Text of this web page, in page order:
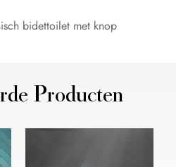
bidettoilet met knop
Producten